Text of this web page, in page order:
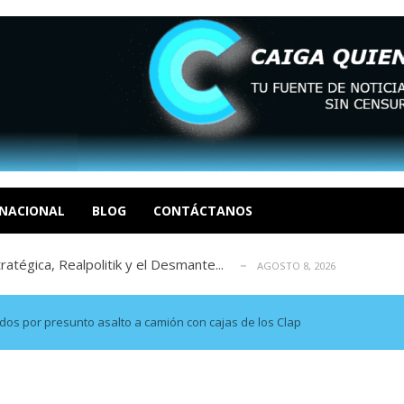
BLOG CONTÁCTANOS
EN LAS ORGANIZACIONES SOCIALES. Por: Dr. Al...
en la política: distinc... AGOSTO 7, 2026
costo del colapso eléctrico en...
Realpolitik y el Desmante...
García AGOSTO 7, 2026
EN LAS ORGANIZACIONES SOCIALES. Por: Dr. Al...
en la política: distinc... AGOSTO 7, 2026
costo del colapso eléctrico en... AGOSTO 7, 2026
por presunto asalto a camión con cajas de los Clap